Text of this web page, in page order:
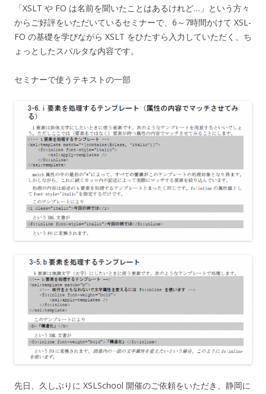
「XSLT や FO は名前を聞いたことはあるけれど…」という方々
からご好評をいただいているセミナーで、6～7時間かけて XSL-
FO の基礎を学びながら XSLT をひたすら入力していただく、ち
ょっとしたスパルタな内容です。
セミナーで使うテキストの一部
先日、久しぶりに XSLSchool 開催のご依頼をいただき、静岡に